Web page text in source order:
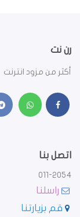
رن نت
أكثر من مزود انترنت
اتصل بنا
011-2054
راسلنا
قم بزيارتنا